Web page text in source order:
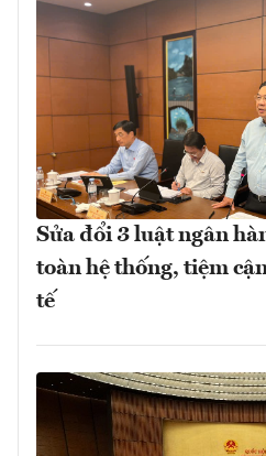
Sửa đổi 3 luật ngân
toàn hệ thống, tiệm
tế